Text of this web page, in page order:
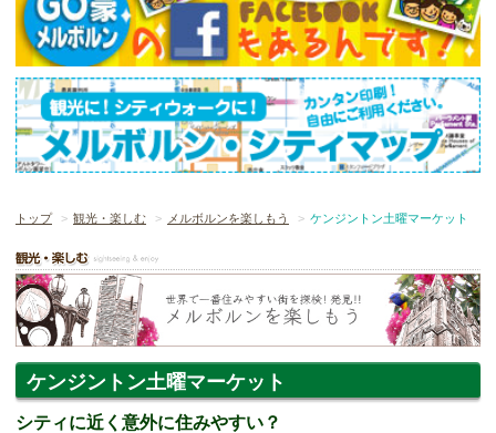
トップ 観光・楽しむ メルボルンを楽しもう ケンジントン土曜マーケット
ケンジントン土曜マーケット
シティに近く意外に住みやすい？